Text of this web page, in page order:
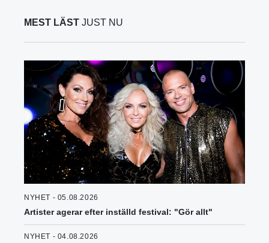
MEST LÄST JUST NU
NYHET - 05.08.2026
Artister agerar efter inställd festival: "Gör allt"
NYHET - 04.08.2026